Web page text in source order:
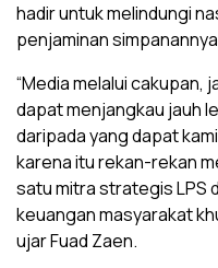
hadir untuk melindungi
penjaminan
“Media melalui cakupan,
dapat menjangkau jauh
daripada yang dapat
karena itu rekan-rekan
satu mitra strategis LPS
keuangan masyarakat
ujar Fuad Zaen.